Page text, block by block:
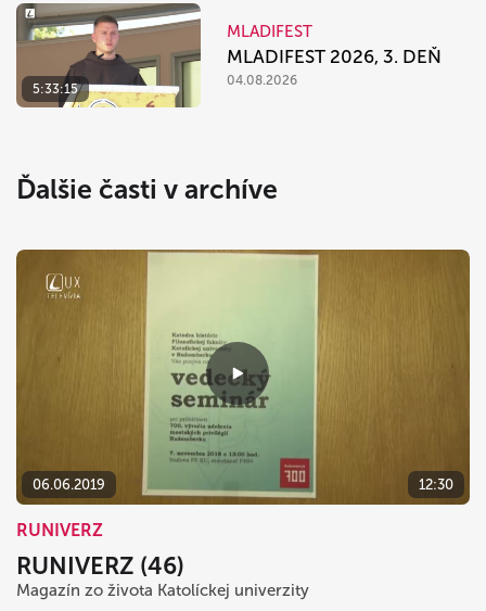
5:33:15
MLADIFEST
MLADIFEST 2026, 3. DEŇ
04.08.2026
Ďalšie časti v archíve
06.06.2019 12:30
RUNIVERZ
RUNIVERZ (46)
Magazín zo života Katolíckej univerzity